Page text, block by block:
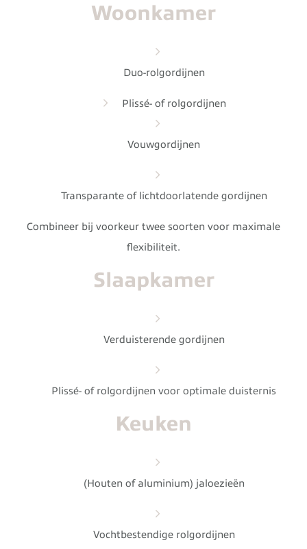
Woonkamer
Duo-rolgordijnen
Plissé- of rolgordijnen
Vouwgordijnen
Transparante of lichtdoorlatende gordijnen
Combineer bij voorkeur twee soorten voor maximale
flexibiliteit.
Slaapkamer
Verduisterende gordijnen
Plissé- of rolgordijnen voor optimale duisternis
Keuken
(Houten of aluminium) jaloezieën
Vochtbestendige rolgordijnen